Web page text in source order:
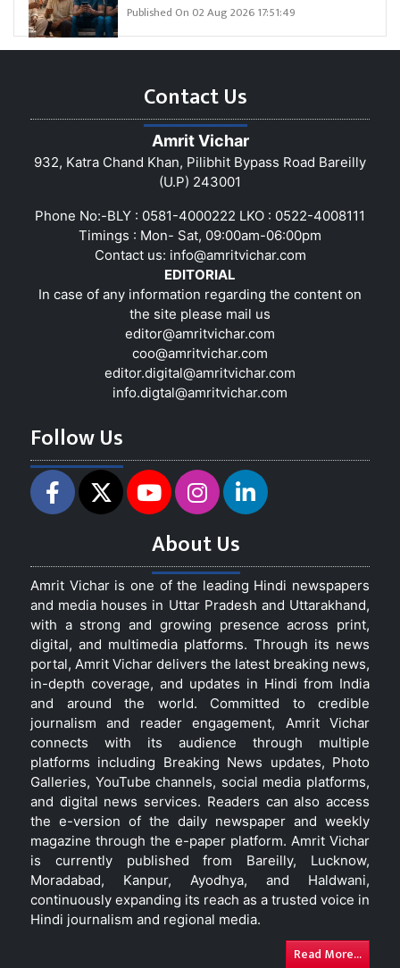
Published On 02 Aug 2026 17:51:49
Contact Us
Amrit Vichar
932, Katra Chand Khan, Pilibhit Bypass Road Bareilly
(U.P) 243001
Phone No:-BLY : 0581-4000222 LKO : 0522-4008111
Timings : Mon- Sat, 09:00am-06:00pm
Contact us: info@amritvichar.com
EDITORIAL
In case of any information regarding the content on
the site please mail us
editor@amritvichar.com
coo@amritvichar.com
editor.digital@amritvichar.com
info.digtal@amritvichar.com
Follow Us
About Us
Amrit Vichar is one of the leading Hindi newspapers
and media houses in Uttar Pradesh and Uttarakhand,
with a strong and growing presence across print,
digital, and multimedia platforms. Through its news
portal, Amrit Vichar delivers the latest breaking news,
in-depth coverage, and updates in Hindi from India
and around the world. Committed to credible
journalism and reader engagement, Amrit Vichar
connects with its audience through multiple
platforms including Breaking News updates, Photo
Galleries, YouTube channels, social media platforms,
and digital news services. Readers can also access
the e-version of the daily newspaper and weekly
magazine through the e-paper platform. Amrit Vichar
is currently published from Bareilly, Lucknow,
Moradabad, Kanpur, Ayodhya, and Haldwani,
continuously expanding its reach as a trusted voice in
Hindi journalism and regional media.
Read More...